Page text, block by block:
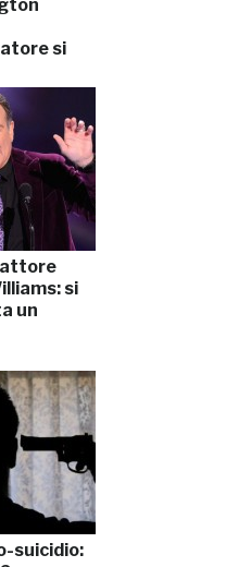
si
si
un
suicidio: